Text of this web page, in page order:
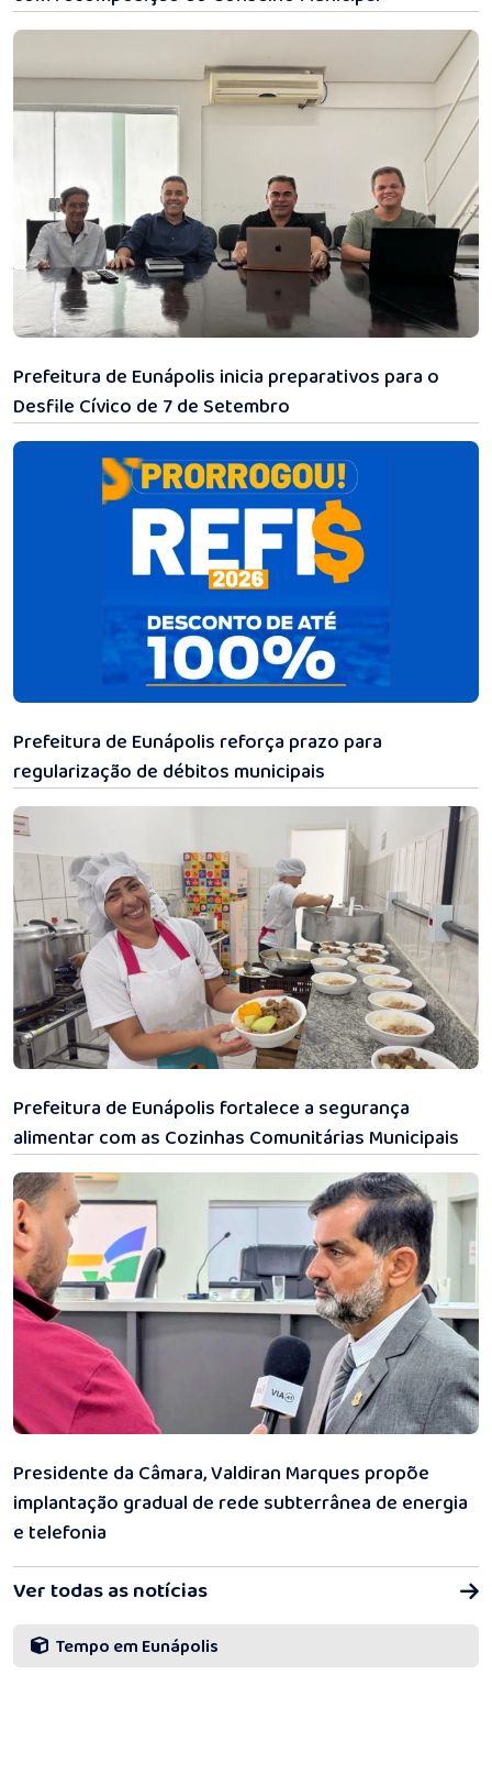
Prefeitura de Eunápolis inicia preparativos para o
Desfile Cívico de 7 de Setembro
Prefeitura de Eunápolis reforça prazo para
regularização de débitos municipais
Prefeitura de Eunápolis fortalece a segurança
alimentar com as Cozinhas Comunitárias Municipais
Presidente da Câmara, Valdiran Marques propõe
implantação gradual de rede subterrânea de energia
e telefonia
Ver todas as notícias
Tempo em Eunápolis